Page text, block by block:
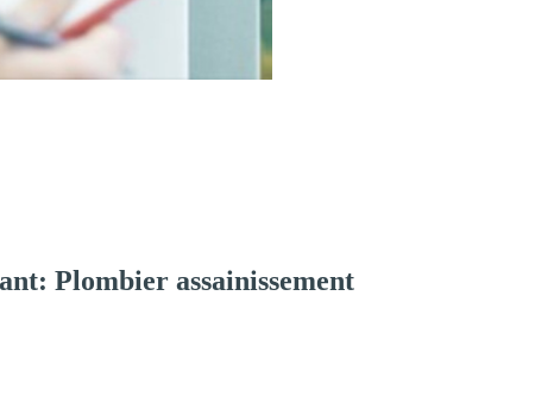
Plombier assainissement